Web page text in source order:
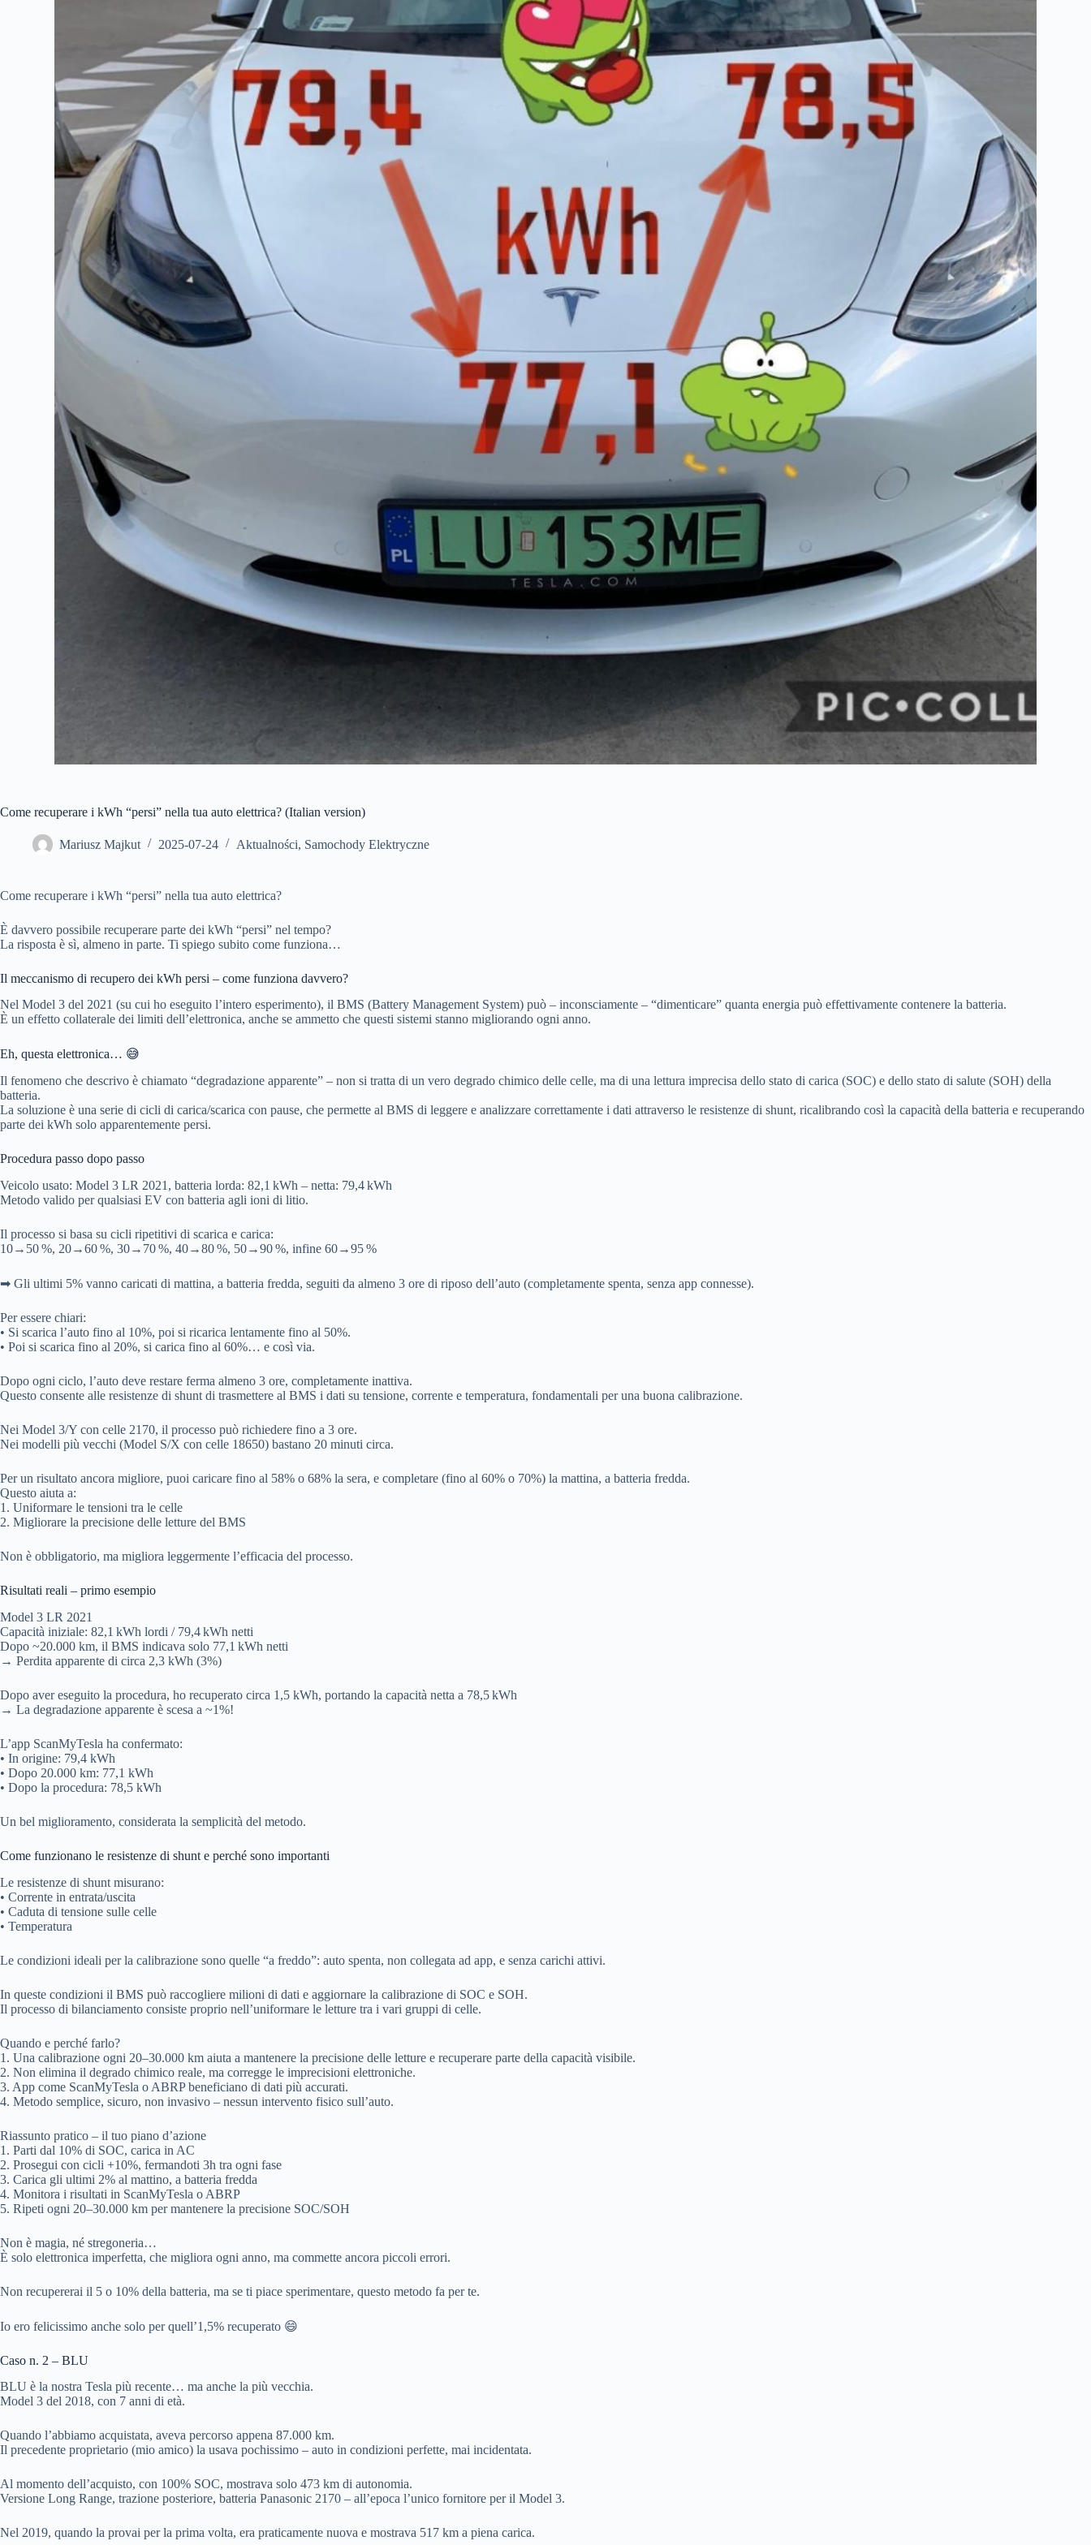
Come recuperare i kWh “persi” nella tua auto elettrica? (Italian version)
Mariusz Majkut 2025-07-24 Aktualności, Samochody Elektryczne
Come recuperare i kWh “persi” nella tua auto elettrica?
È davvero possibile recuperare parte dei kWh “persi” nel tempo?
La risposta è sì, almeno in parte. Ti spiego subito come funziona…
Il meccanismo di recupero dei kWh persi – come funziona davvero?
Nel Model 3 del 2021 (su cui ho eseguito l’intero esperimento), il BMS (Battery Management System) può – inconsciamente – “dimenticare” quanta energia può effettivamente contenere la batteria.
È un effetto collaterale dei limiti dell’elettronica, anche se ammetto che questi sistemi stanno migliorando ogni anno.
Eh, questa elettronica… 😅
Il fenomeno che descrivo è chiamato “degradazione apparente” – non si tratta di un vero degrado chimico delle celle, ma di una lettura imprecisa dello stato di carica (SOC) e dello stato di salute (SOH) della
batteria.
La soluzione è una serie di cicli di carica/scarica con pause, che permette al BMS di leggere e analizzare correttamente i dati attraverso le resistenze di shunt, ricalibrando così la capacità della batteria e recuperando
parte dei kWh solo apparentemente persi.
Procedura passo dopo passo
Veicolo usato: Model 3 LR 2021, batteria lorda: 82,1 kWh – netta: 79,4 kWh
Metodo valido per qualsiasi EV con batteria agli ioni di litio.
Il processo si basa su cicli ripetitivi di scarica e carica:
10→50 %, 20→60 %, 30→70 %, 40→80 %, 50→90 %, infine 60→95 %
➡ Gli ultimi 5% vanno caricati di mattina, a batteria fredda, seguiti da almeno 3 ore di riposo dell’auto (completamente spenta, senza app connesse).
Per essere chiari:
• Si scarica l’auto fino al 10%, poi si ricarica lentamente fino al 50%.
• Poi si scarica fino al 20%, si carica fino al 60%… e così via.
Dopo ogni ciclo, l’auto deve restare ferma almeno 3 ore, completamente inattiva.
Questo consente alle resistenze di shunt di trasmettere al BMS i dati su tensione, corrente e temperatura, fondamentali per una buona calibrazione.
Nei Model 3/Y con celle 2170, il processo può richiedere fino a 3 ore.
Nei modelli più vecchi (Model S/X con celle 18650) bastano 20 minuti circa.
Per un risultato ancora migliore, puoi caricare fino al 58% o 68% la sera, e completare (fino al 60% o 70%) la mattina, a batteria fredda.
Questo aiuta a:
1. Uniformare le tensioni tra le celle
2. Migliorare la precisione delle letture del BMS
Non è obbligatorio, ma migliora leggermente l’efficacia del processo.
Risultati reali – primo esempio
Model 3 LR 2021
Capacità iniziale: 82,1 kWh lordi / 79,4 kWh netti
Dopo ~20.000 km, il BMS indicava solo 77,1 kWh netti
→ Perdita apparente di circa 2,3 kWh (3%)
Dopo aver eseguito la procedura, ho recuperato circa 1,5 kWh, portando la capacità netta a 78,5 kWh
→ La degradazione apparente è scesa a ~1%!
L’app ScanMyTesla ha confermato:
• In origine: 79,4 kWh
• Dopo 20.000 km: 77,1 kWh
• Dopo la procedura: 78,5 kWh
Un bel miglioramento, considerata la semplicità del metodo.
Come funzionano le resistenze di shunt e perché sono importanti
Le resistenze di shunt misurano:
• Corrente in entrata/uscita
• Caduta di tensione sulle celle
• Temperatura
Le condizioni ideali per la calibrazione sono quelle “a freddo”: auto spenta, non collegata ad app, e senza carichi attivi.
In queste condizioni il BMS può raccogliere milioni di dati e aggiornare la calibrazione di SOC e SOH.
Il processo di bilanciamento consiste proprio nell’uniformare le letture tra i vari gruppi di celle.
Quando e perché farlo?
1. Una calibrazione ogni 20–30.000 km aiuta a mantenere la precisione delle letture e recuperare parte della capacità visibile.
2. Non elimina il degrado chimico reale, ma corregge le imprecisioni elettroniche.
3. App come ScanMyTesla o ABRP beneficiano di dati più accurati.
4. Metodo semplice, sicuro, non invasivo – nessun intervento fisico sull’auto.
Riassunto pratico – il tuo piano d’azione
1. Parti dal 10% di SOC, carica in AC
2. Prosegui con cicli +10%, fermandoti 3h tra ogni fase
3. Carica gli ultimi 2% al mattino, a batteria fredda
4. Monitora i risultati in ScanMyTesla o ABRP
5. Ripeti ogni 20–30.000 km per mantenere la precisione SOC/SOH
Non è magia, né stregoneria…
È solo elettronica imperfetta, che migliora ogni anno, ma commette ancora piccoli errori.
Non recupererai il 5 o 10% della batteria, ma se ti piace sperimentare, questo metodo fa per te.
Io ero felicissimo anche solo per quell’1,5% recuperato 😄
Caso n. 2 – BLU
BLU è la nostra Tesla più recente… ma anche la più vecchia.
Model 3 del 2018, con 7 anni di età.
Quando l’abbiamo acquistata, aveva percorso appena 87.000 km.
Il precedente proprietario (mio amico) la usava pochissimo – auto in condizioni perfette, mai incidentata.
Al momento dell’acquisto, con 100% SOC, mostrava solo 473 km di autonomia.
Versione Long Range, trazione posteriore, batteria Panasonic 2170 – all’epoca l’unico fornitore per il Model 3.
Nel 2019, quando la provai per la prima volta, era praticamente nuova e mostrava 517 km a piena carica.